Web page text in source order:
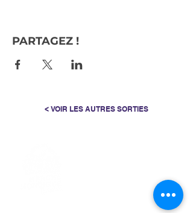
PARTAGEZ !
< VOIR LES AUTRES SORTIES